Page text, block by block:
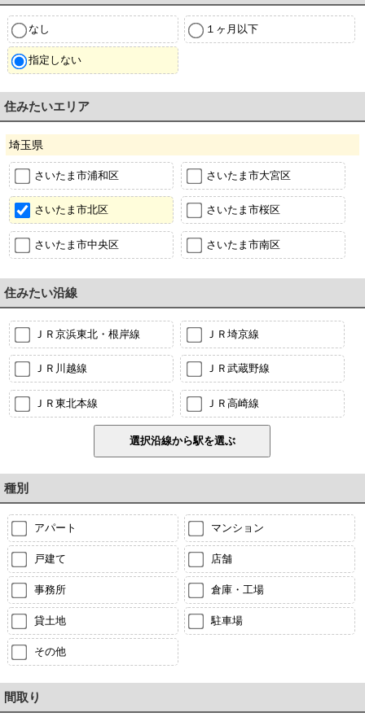
なし １ヶ月以下
指定しない
住みたいエリア
埼玉県
さいたま市浦和区 さいたま市大宮区
さいたま市北区 さいたま市桜区
さいたま市中央区 さいたま市南区
住みたい沿線
ＪＲ京浜東北・根岸線 ＪＲ埼京線
ＪＲ川越線 ＪＲ武蔵野線
ＪＲ東北本線 ＪＲ高崎線
種別
アパート マンション
戸建て 店舗
事務所 倉庫・工場
貸土地 駐車場
その他
間取り